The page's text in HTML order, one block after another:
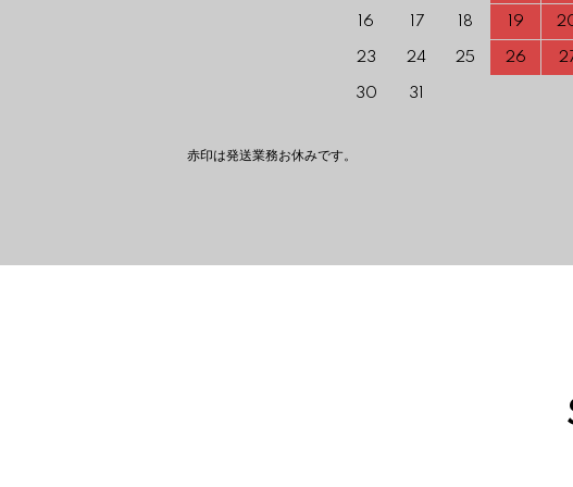
16 17 18 19
23 24 25 26
30 31
赤印は発送業務お休みです。